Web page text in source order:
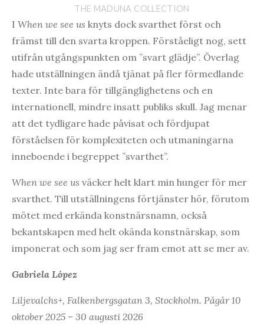
THE MADUNA COLLECTION
I When we see us knyts dock svarthet först och
främst till den svarta kroppen. Förståeligt nog, sett
utifrån utgångspunkten om ”svart glädje”. Överlag
hade utställningen ändå tjänat på fler förmedlande
texter. Inte bara för tillgänglighetens och en
internationell, mindre insatt publiks skull. Jag menar
att det tydligare hade påvisat och fördjupat
förståelsen för komplexiteten och utmaningarna
inneboende i begreppet ”svarthet”.
When we see us väcker helt klart min hunger för mer
svarthet. Till utställningens förtjänster hör, förutom
mötet med erkända konstnärsnamn, också
bekantskapen med helt okända konstnärskap, som
imponerat och som jag ser fram emot att se mer av.
Gabriela López
Liljevalchs+, Falkenbergsgatan 3, Stockholm. Pågår 10
oktober 2025 – 30 augusti 2026